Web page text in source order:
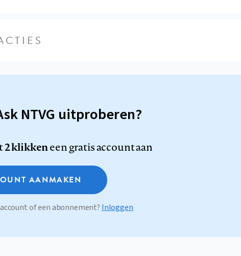
NTVG uitproberen?
2 klikkeneen gratis account aan
AANMAKEN
of een abonnement? Inloggen